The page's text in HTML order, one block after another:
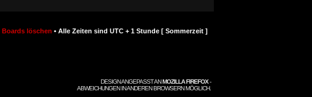
löschen • Alle Zeiten sind UTC + 1 Stunde [ Sommerzeit ]
DESIGN ANGEPASST ANMOZILLA FIREFOX-
ABWEICHUNGEN IN ANDEREN BROWSERN MÖGLICH.